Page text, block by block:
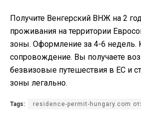
Получите Венгерский ВНЖ на 2
проживания на территории
зоны. Оформление за 4-6 недель.
сопровождение. Вы получаете
безвизовые путешествия в ЕС и
зоны легально.
Tags: residence-permit-hungary.com